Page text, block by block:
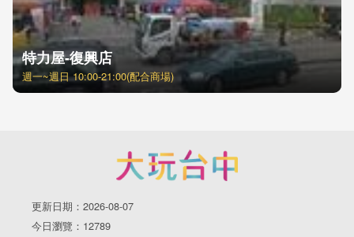
特力屋-復興店
週一~週日 10:00-21:00(配合商場)
更新日期：2026-08-07
今日瀏覽：12789